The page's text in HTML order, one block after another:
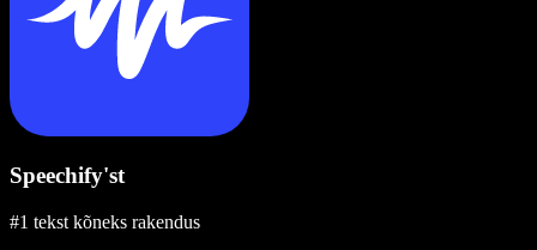
Speechify'st
#1 tekst kõneks rakendus